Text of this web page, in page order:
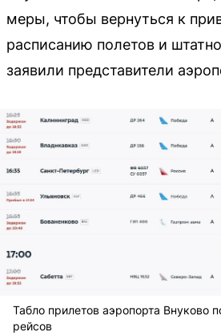
меры, чтобы вернуться к
расписанию полетов и
заявили представители
Табло прилетов аэропорта Внуково
рейсов